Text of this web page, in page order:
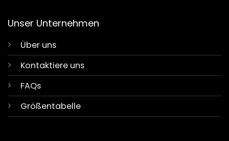
Unser Unternehmen
Über uns
Kontaktiere uns
FAQs
Größentabelle